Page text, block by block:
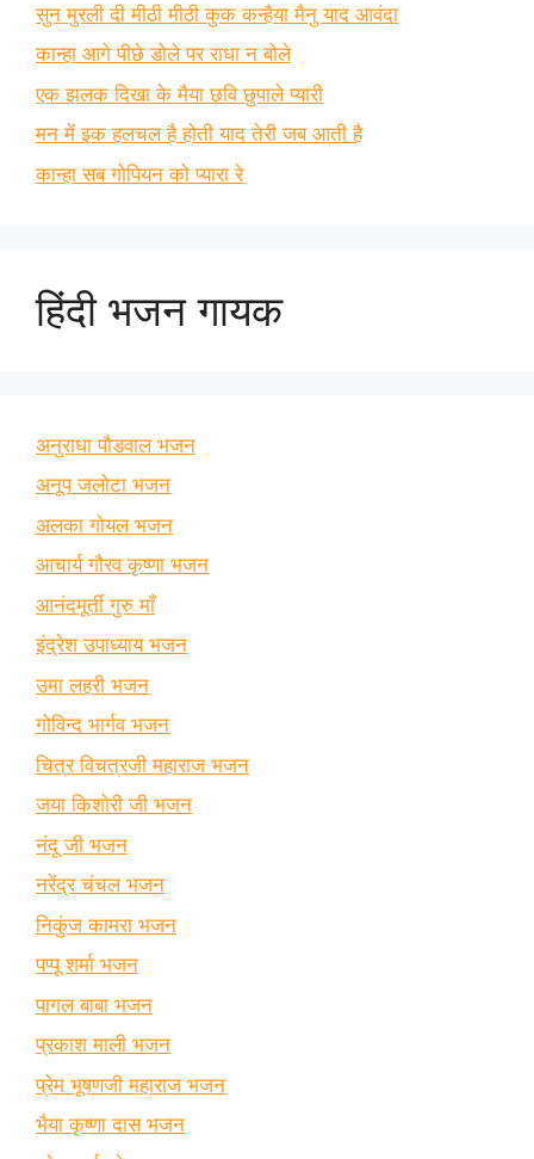
सुन मुरली दी मीठी मीठी कुक कन्हैया मैनु याद आवंदा
कान्हा आगे पीछे डोले पर राधा न बोले
एक झलक दिखा के मैया छवि छुपाले प्यारी
मन में इक हलचल है होती याद तेरी जब आती है
कान्हा सब गोपियन को प्यारा रे
हिंदी भजन गायक
अनुराधा पौडवाल भजन
अनूप जलोटा भजन
अलका गोयल भजन
आचार्य गौरव कृष्णा भजन
आनंदमूर्ती गुरु माँ
इंद्रेश उपाध्याय भजन
उमा लहरी भजन
गोविन्द भार्गव भजन
चित्र विचत्रजी महाराज भजन
जया किशोरी जी भजन
नंदू जी भजन
नरेंद्र चंचल भजन
निकुंज कामरा भजन
पप्पू शर्मा भजन
पागल बाबा भजन
प्रकाश माली भजन
प्रेम भूषणजी महाराज भजन
भैया कृष्णा दास भजन